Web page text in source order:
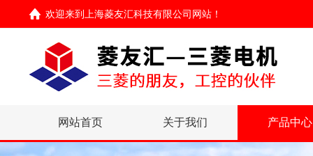
欢迎来到 上海菱友汇科技有限公司网站 ！
网站首页 关于我们 产品中心